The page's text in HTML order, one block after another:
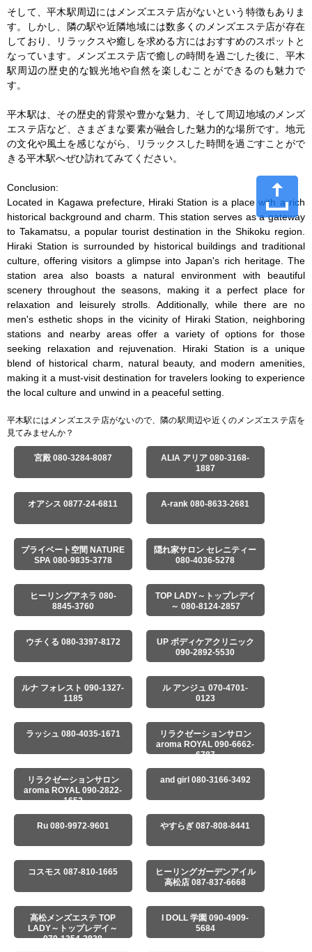
そして、平木駅周辺にはメンズエステ店がないという特徴もありま
す。しかし、隣の駅や近隣地域には数多くのメンズエステ店が存在
しており、リラックスや癒しを求める方にはおすすめのスポットと
なっています。メンズエステ店で癒しの時間を過ごした後に、平木
駅周辺の歴史的な観光地や自然を楽しむことができるのも魅力で
す。
平木駅は、その歴史的背景や豊かな魅力、そして周辺地域のメンズ
エステ店など、さまざまな要素が融合した魅力的な場所です。地元
の文化や風土を感じながら、リラックスした時間を過ごすことがで
きる平木駅へぜひ訪れてみてください。
Conclusion:
Located in Kagawa prefecture, Hiraki Station is a place with a rich
historical background and charm. This station serves as a gateway
to Takamatsu, a popular tourist destination in the Shikoku region.
Hiraki Station is surrounded by historical buildings and traditional
culture, offering visitors a glimpse into Japan's rich heritage. The
station area also boasts a natural environment with beautiful
scenery throughout the seasons, making it a perfect place for
relaxation and leisurely strolls. Additionally, while there are no
men's esthetic shops in the vicinity of Hiraki Station, neighboring
stations and nearby areas offer a variety of options for those
seeking relaxation and rejuvenation. Hiraki Station is a unique
blend of historical charm, natural beauty, and modern amenities,
making it a must-visit destination for travelers looking to experience
the local culture and unwind in a peaceful setting.
平木駅にはメンズエステ店がないので、隣の駅周辺や近くのメンズエステ店を
見てみませんか？
宮殿 080-3284-8087
ALIA アリア 080-3168-
1887
オアシス 0877-24-6811 A-rank 080-8633-2681
プライベート空間 NATURE
SPA 080-9835-3778
隠れ家サロン セレニティー
080-4036-5278
ヒーリングアネラ 080-
8845-3760
TOP LADY～トップレデイ
～ 080-8124-2857
ウチくる 080-3397-8172
UP ボディケアクリニック
090-2892-5530
ルナ フォレスト 090-1327-
1185
ル アンジュ 070-4701-
0123
ラッシュ 080-4035-1671
リラクゼーションサロン
aroma ROYAL 090-6662-
6787
リラクゼーションサロン
aroma ROYAL 090-2822-
1652
and girl 080-3166-3492
Ru 080-9972-9601 やすらぎ 087-808-8441
コスモス 087-810-1665
ヒーリングガーデンアイル
高松店 087-837-6668
高松メンズエステ TOP
LADY～トップレデイ～
070-1354-2838
I DOLL 学園 090-4909-
5684